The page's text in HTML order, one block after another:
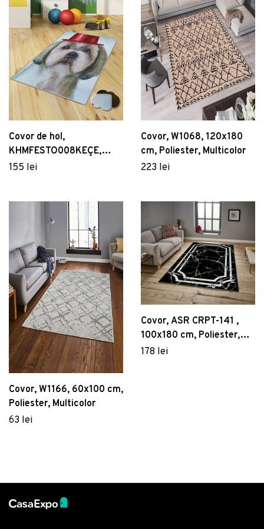
Covor de hol,
KHMFESTO008KEÇE,
80x200 cm, Poliester,
155 lei
Covor, W1068, 120x180
cm, Poliester, Multicolor
223 lei
Covor, W1166, 60x100 cm,
Poliester, Multicolor
63 lei
Covor, ASR CRPT-141 ,
100x180 cm, Poliester,
Multicolor
178 lei